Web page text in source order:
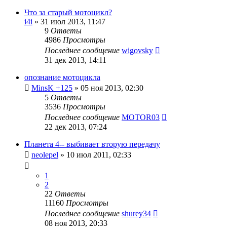
Что за старый мотоцикл?
i4i » 31 июл 2013, 11:47
9 Ответы
4986 Просмотры
Последнее сообщение wigovsky
31 дек 2013, 14:11
опознание мотоцикла
MinsK +125 » 05 ноя 2013, 02:30
5 Ответы
3536 Просмотры
Последнее сообщение MOTOR03
22 дек 2013, 07:24
Планета 4-- выбивает вторую передачу
neolepel » 10 июл 2011, 02:33
1
2
22 Ответы
11160 Просмотры
Последнее сообщение shurey34
08 ноя 2013, 20:33